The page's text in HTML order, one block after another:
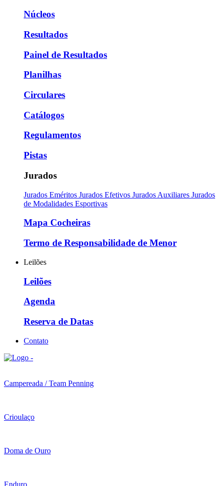
Núcleos
Resultados
Painel de Resultados
Planilhas
Circulares
Catálogos
Regulamentos
Pistas
Jurados
Jurados Eméritos Jurados Efetivos Jurados Auxiliares Jurados
de Modalidades Esportivas
Mapa Cocheiras
Termo de Responsabilidade de Menor
Leilões
Leilões
Agenda
Reserva de Datas
Contato
Campereada / Team Penning
Crioulaço
Doma de Ouro
Enduro